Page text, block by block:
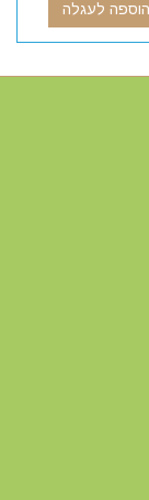
הוספה לעגלה